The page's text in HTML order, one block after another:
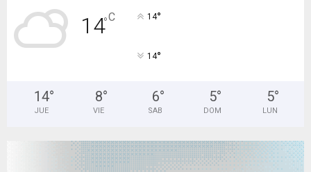
14°C 14°
14°
14°
JUE
8°
VIE
6°
SAB
5°
DOM
5°
LUN